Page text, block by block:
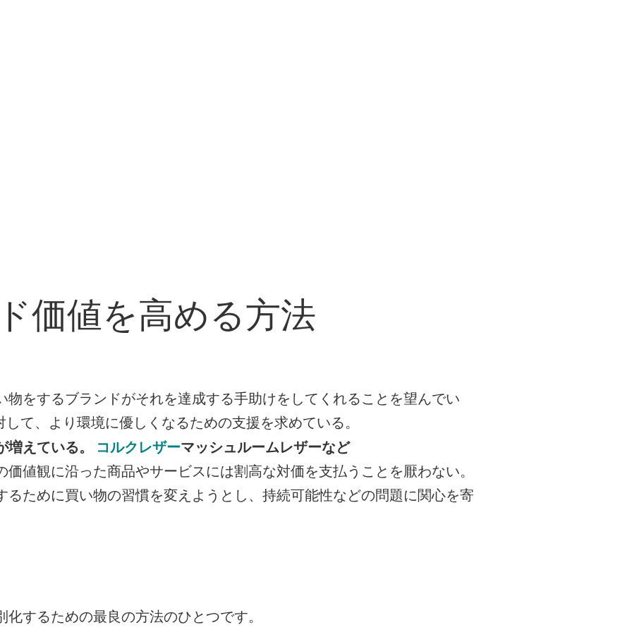
価値を高める方法
をするブランドがそれを達成する手助けをしてくれることを望んでい
て、より環境に優しくなるための支援を求めている。
えている。
コルクレザーマッシュルームレザーなど
値観に沿った商品やサービスには割高な対価を支払うことを厭わない。
ために買い物の習慣を変えようとし、持続可能性などの問題に関心を寄
するための最良の方法のひとつです。